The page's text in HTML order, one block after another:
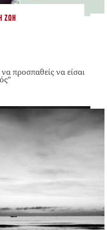
ΖΩΉ
προσπαθείς να είσαι